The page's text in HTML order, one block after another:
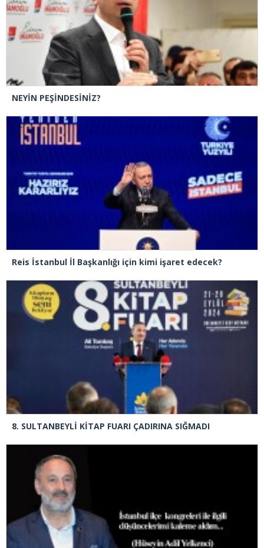
NEYİN PEŞİNDESİNİZ?
Reis İstanbul İl Başkanlığı için kimi işaret edecek?
8. SULTANBEYLİ KİTAP FUARI ÇADIRINA SIĞMADI